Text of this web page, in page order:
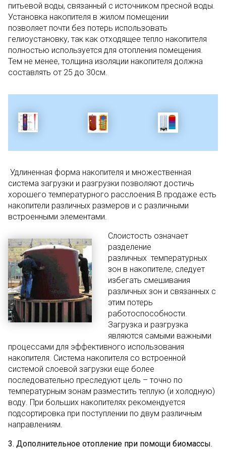
питьевой воды, связанный с источником пресной воды.
Установка накопителя в жилом помещении
позволяет почти без потерь использовать
гелиоустановку, так как отходящее тепло накопителя
полностью используется для отопления помещения.
Тем не менее, толщина изоляции накопителя должна
составлять от 25 до 30см.
Удлиненная форма накопителя и множественная
система загрузки и разгрузки позволяют достичь
хорошего температурного расслоения.В продаже есть
накопители различных размеров и с различными
встроенными элементами.
Слоистость означает
разделение
различных температурных
зон в накопителе, следует
избегать смешивания
различных зон и связанных с
этим потерь
работоспособности.
Загрузка и разгрузка
являются самыми важными
процессами для эффективного использования
накопителя. Система накопителя со встроенной
системой слоевой загрузки еще более
последовательно преследуют цель – точно по
температурным зонам разместить теплую (и холодную)
воду. При больших накопителях рекомендуется
подсортировка при поступлении по двум различным
направлениям.
3. Дополнительное отопление при помощи биомассы.